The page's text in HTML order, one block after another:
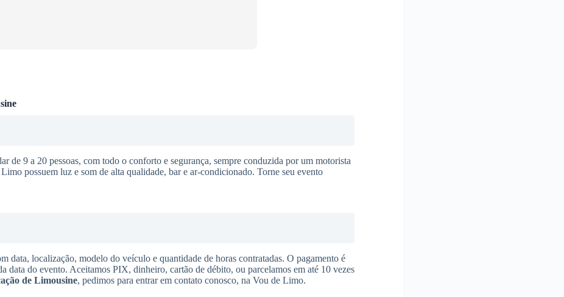
de 9 a 20 pessoas, com todo o conforto e segurança, sempre conduzida por um motorista
possuem luz e som de alta qualidade, bar e ar-condicionado. Torne seu evento
data, localização, modelo do veículo e quantidade de horas contratadas. O pagamento é
data do evento. Aceitamos PIX, dinheiro, cartão de débito, ou parcelamos em até 10 vezes
de Limousine, pedimos para entrar em contato conosco, na Vou de Limo.